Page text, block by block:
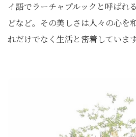
イ語でラーチャプルックと呼ばれ
どなど。その美しさは人々の心を
れだけでなく生活と密着しています